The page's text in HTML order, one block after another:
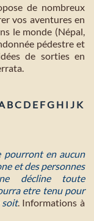
de nombreux
vos aventures en
le monde (Népal,
pédestre et
de sorties en
BC D E FG H I J K
pourront en aucun
et des personnes
décline toute
etre tenu pour
soit. Informations à